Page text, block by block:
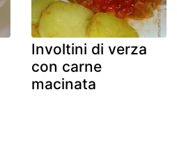
Involtini di verza
con carne
macinata